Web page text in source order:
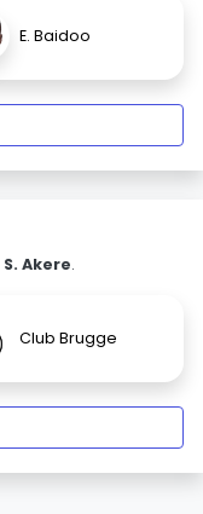
E. Baidoo
S. Akere.
Club Brugge